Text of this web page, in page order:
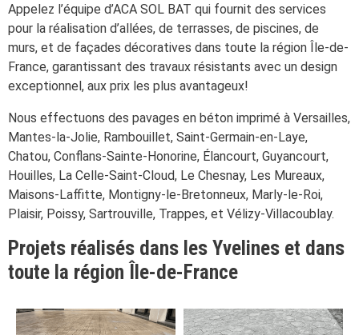
Appelez l’équipe d’ACA SOL BAT qui fournit des services
pour la réalisation d’allées, de terrasses, de piscines, de
murs, et de façades décoratives dans toute la région Île-de-
France, garantissant des travaux résistants avec un design
exceptionnel, aux prix les plus avantageux!
Nous effectuons des pavages en béton imprimé à Versailles,
Mantes-la-Jolie, Rambouillet, Saint-Germain-en-Laye,
Chatou, Conflans-Sainte-Honorine, Élancourt, Guyancourt,
Houilles, La Celle-Saint-Cloud, Le Chesnay, Les Mureaux,
Maisons-Laffitte, Montigny-le-Bretonneux, Marly-le-Roi,
Plaisir, Poissy, Sartrouville, Trappes, et Vélizy-Villacoublay.
Projets réalisés dans les Yvelines et dans
toute la région Île-de-France